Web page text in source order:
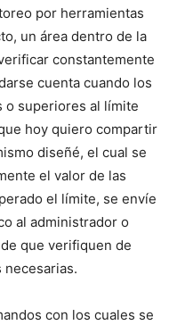
por herramientas
un área dentro de la
constantemente
cuenta cuando los
o superiores al límite
hoy quiero compartir
diseñé, el cual se
el valor de las
el límite, se envíe
al administrador o
que verifiquen de
necesarias.
con los cuales se